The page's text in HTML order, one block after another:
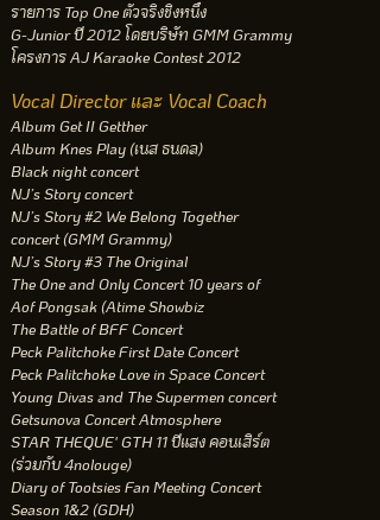
รายการ Top One ตัวจริงชิงหนึ่ง
G-Junior ปี 2012 โดยบริษัท GMM Grammy
โครงการ AJ Karaoke Contest 2012
Vocal Director และ Vocal Coach
Album Get II Getther
Album Knes Play (เนส ธนดล)
Black night concert
NJ’s Story concert
NJ’s Story #2 We Belong Together
concert (GMM Grammy)
NJ’s Story #3 The Original
The One and Only Concert 10 years of
Aof Pongsak (Atime Showbiz
The Battle of BFF Concert
Peck Palitchoke First Date Concert
Peck Palitchoke Love in Space Concert
Young Divas and The Supermen concert
Getsunova Concert Atmosphere
STAR THEQUE' GTH 11 ปีแสง คอนเสิร์ต
(ร่วมกับ 4nolouge)
Diary of Tootsies Fan Meeting Concert
Season 1&2 (GDH)